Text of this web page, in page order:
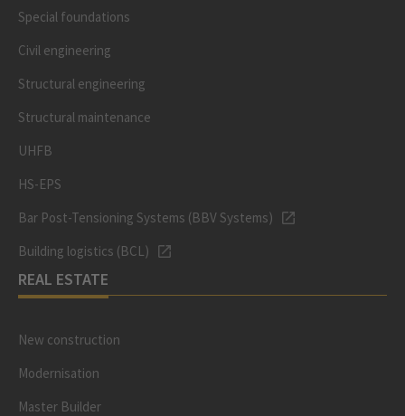
Special foundations
Civil engineering
Structural engineering
Structural maintenance
UHFB
HS-EPS
Bar Post-Tensioning Systems (BBV Systems)
Building logistics (BCL)
REAL ESTATE
New construction
Modernisation
Master Builder